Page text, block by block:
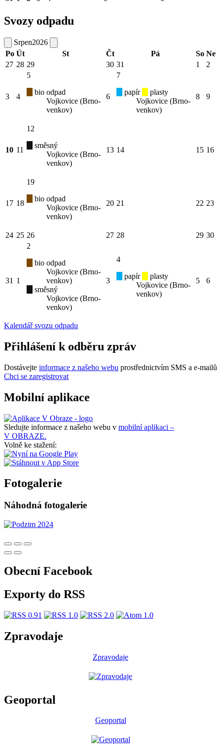
Svozy odpadu
Srpen2026
Po Út St Čt Pá So Ne
27 28 29 30 31 1 2
3 4
5
bio odpad
Vojkovice (Brno-
venkov)
6
7
papír
plasty
Vojkovice (Brno-
venkov)
8 9
10 11
12
směsný
Vojkovice (Brno-
venkov)
13 14 15 16
17 18
19
bio odpad
Vojkovice (Brno-
venkov)
20 21 22 23
24 25 26 27 28 29 30
31 1
2
bio odpad
Vojkovice (Brno-
venkov)
směsný
Vojkovice (Brno-
venkov)
3
4
papír
plasty
Vojkovice (Brno-
venkov)
5 6
Kalendář svozu odpadu
Přihlášení k odběru zpráv
Dostávejte informace z našeho webu prostřednictvím SMS a e-mailů
Chci se zaregistrovat
Mobilní aplikace
Sledujte informace z našeho webu v mobilní aplikaci –
V OBRAZE.
Volně ke stažení:
Fotogalerie
Náhodná fotogalerie
Obecní Facebook
Exporty do RSS
Zpravodaje
Zpravodaje
Geoportal
Geoportal